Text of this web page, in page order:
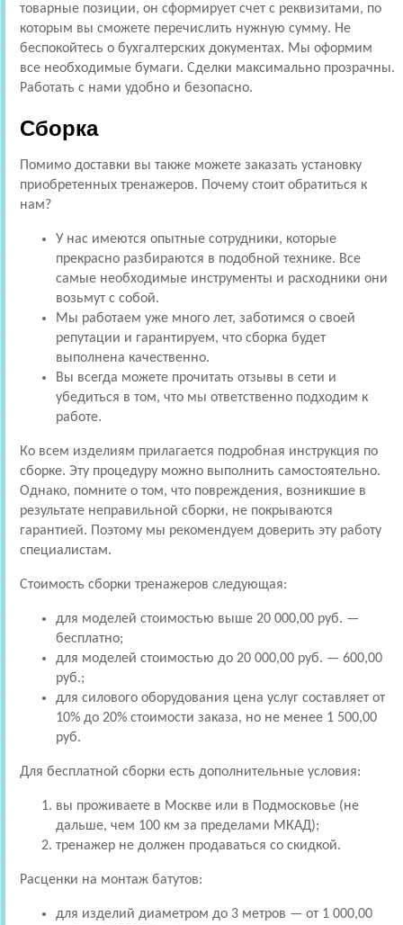
товарные позиции, он сформирует счет с реквизитами, по
которым вы сможете перечислить нужную сумму. Не
беспокойтесь о бухгалтерских документах. Мы оформим
все необходимые бумаги. Сделки максимально прозрачны.
Работать с нами удобно и безопасно.
Сборка
Помимо доставки вы также можете заказать установку
приобретенных тренажеров. Почему стоит обратиться к
нам?
У нас имеются опытные сотрудники, которые
прекрасно разбираются в подобной технике. Все
самые необходимые инструменты и расходники они
возьмут с собой.
Мы работаем уже много лет, заботимся о своей
репутации и гарантируем, что сборка будет
выполнена качественно.
Вы всегда можете прочитать отзывы в сети и
убедиться в том, что мы ответственно подходим к
работе.
Ко всем изделиям прилагается подробная инструкция по
сборке. Эту процедуру можно выполнить самостоятельно.
Однако, помните о том, что повреждения, возникшие в
результате неправильной сборки, не покрываются
гарантией. Поэтому мы рекомендуем доверить эту работу
специалистам.
Стоимость сборки тренажеров следующая:
для моделей стоимостью выше 20 000,00 руб. —
бесплатно;
для моделей стоимостью до 20 000,00 руб. — 600,00
руб.;
для силового оборудования цена услуг составляет от
10% до 20% стоимости заказа, но не менее 1 500,00
руб.
Для бесплатной сборки есть дополнительные условия:
вы проживаете в Москве или в Подмосковье (не
дальше, чем 100 км за пределами МКАД);
тренажер не должен продаваться со скидкой.
Расценки на монтаж батутов:
для изделий диаметром до 3 метров — от 1 000,00